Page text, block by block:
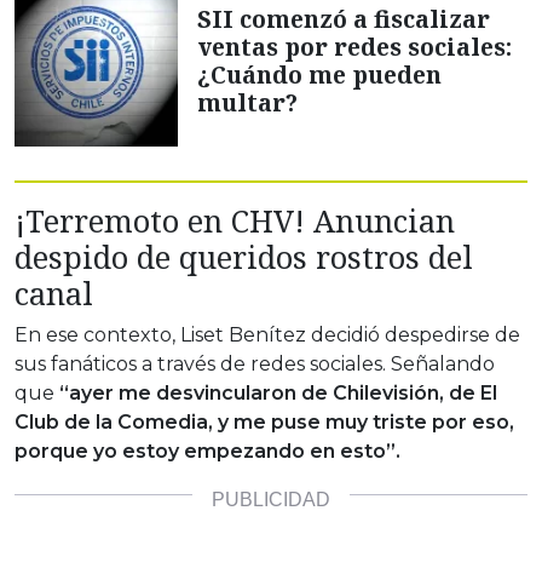
SII comenzó a fiscalizar
ventas por redes sociales:
¿Cuándo me pueden
multar?
¡Terremoto en CHV! Anuncian
despido de queridos rostros del
canal
En ese contexto, Liset Benítez decidió despedirse de
sus fanáticos a través de redes sociales. Señalando
que “ayer me desvincularon de Chilevisión, de El
Club de la Comedia, y me puse muy triste por eso,
porque yo estoy empezando en esto”.